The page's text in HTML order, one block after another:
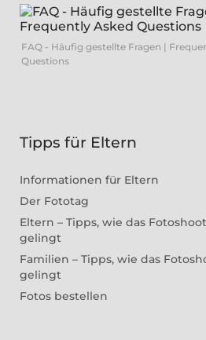
FAQ - Häufig gestellte Fragen |
Questions
Tipps für Eltern
Informationen für Eltern
Der Fototag
Eltern – Tipps, wie das
gelingt
Familien – Tipps, wie das
gelingt
Fotos bestellen